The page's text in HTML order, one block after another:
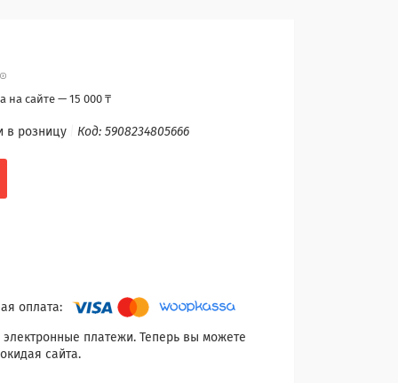
на сайте — 15 000 ₸
в розницу Код: 5908234805666
платежи. Теперь вы можете
сайта.